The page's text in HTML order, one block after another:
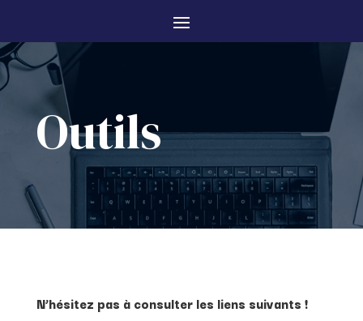
Outils
N’hésitez pas à consulter les liens suivants !